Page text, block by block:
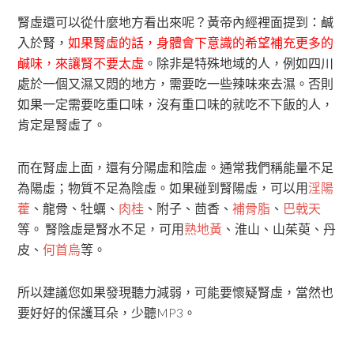
腎虛還可以從什麼地方看出來呢？黃帝內經裡面提到：鹹
入於腎，如果腎虛的話，身體會下意識的希望補充更多的
鹹味，來讓腎不要太虛 。除非是特殊地域的人，例如四川
處於一個又濕又悶的地方，需要吃一些辣味來去濕。否則
如果一定需要吃重口味，沒有重口味的就吃不下飯的人，
肯定是腎虛了。
而在腎虛上面，還有分陽虛和陰虛。通常我們稱能量不足
為陽虛；物質不足為陰虛。如果碰到腎陽虛，可以用淫陽
藿 、龍骨、牡蠣、 肉桂 、附子、茴香、補骨脂 、 巴戟天
等。 腎陰虛是腎水不足，可用熟地黃 、淮山、山茱萸、丹
皮、何首烏等。
所以建議您如果發現聽力減弱，可能要懷疑腎虛，當然也
要好好的保護耳朵，少聽MP3。